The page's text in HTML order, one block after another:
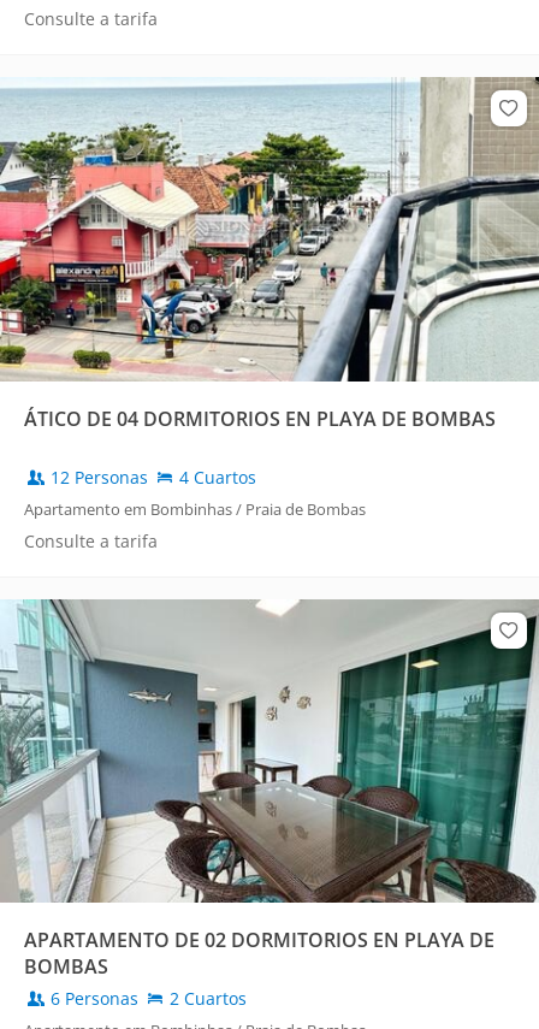
Consulte a tarifa
ÁTICO DE 04 DORMITORIOS EN PLAYA DE BOMBAS
12 Personas 4 Cuartos
Apartamento em Bombinhas / Praia de Bombas
Consulte a tarifa
APARTAMENTO DE 02 DORMITORIOS EN PLAYA DE
BOMBAS
6 Personas 2 Cuartos